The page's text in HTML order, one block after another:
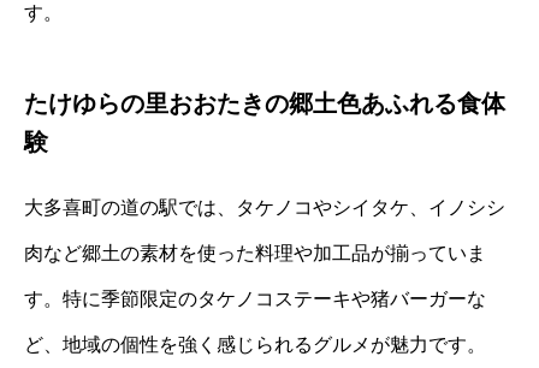
す。
たけゆらの里おおたきの郷土色あふれる食体
験
大多喜町の道の駅では、タケノコやシイタケ、イノシシ
肉など郷土の素材を使った料理や加工品が揃っていま
す。特に季節限定のタケノコステーキや猪バーガーな
ど、地域の個性を強く感じられるグルメが魅力です。